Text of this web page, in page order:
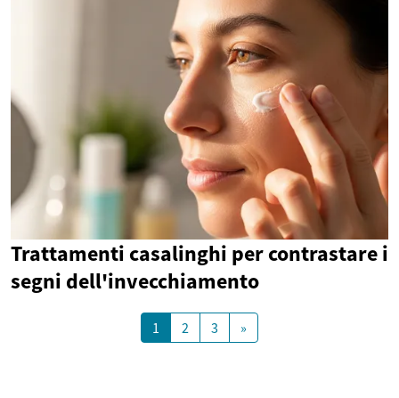
Trattamenti casalinghi per contrastare i
segni dell'invecchiamento
1 2 3 »